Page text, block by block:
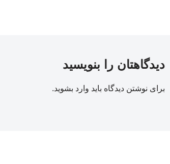
دیدگاهتان را بنویسید
برای نوشتن دیدگاه باید وارد بشوید.